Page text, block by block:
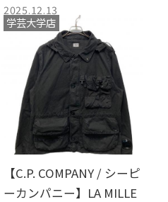
| テックファッションの真
骨頂。機能美宿るボディ
バッグ
2025.12.13
学芸大学店
【C.P. COMPANY / シーピ
ーカンパニー】LA MILLE